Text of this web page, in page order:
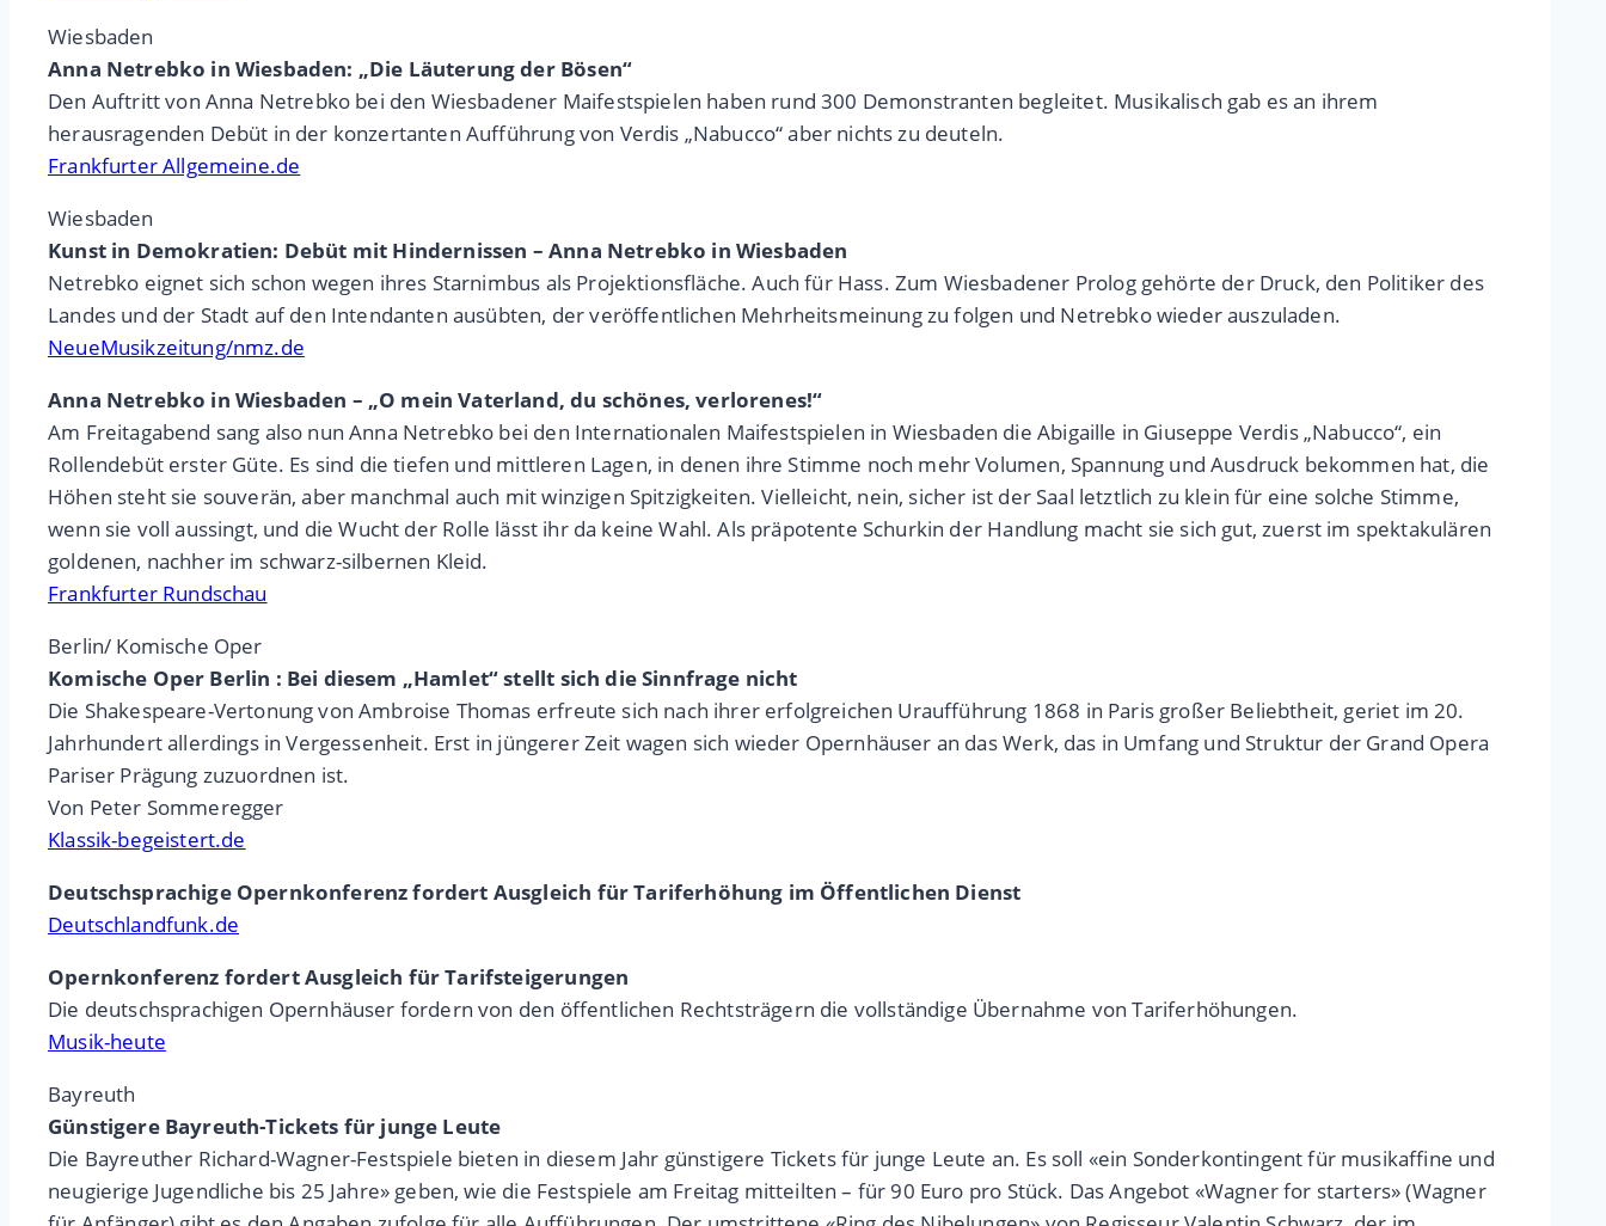
Wiesbaden
Anna Netrebko in Wiesbaden: „Die Läuterung der Bösen“
Den Auftritt von Anna Netrebko bei den Wiesbadener Maifestspielen haben rund 300 Demonstranten begleitet. Musikalisch gab es an ihrem
herausragenden Debüt in der konzertanten Aufführung von Verdis „Nabucco“ aber nichts zu deuteln.
Frankfurter Allgemeine.de
Wiesbaden
Kunst in Demokratien: Debüt mit Hindernissen – Anna Netrebko in Wiesbaden
Netrebko eignet sich schon wegen ihres Starnimbus als Projektionsfläche. Auch für Hass. Zum Wiesbadener Prolog gehörte der Druck, den Politiker des
Landes und der Stadt auf den Intendanten ausübten, der veröffentlichen Mehrheitsmeinung zu folgen und Netrebko wieder auszuladen.
NeueMusikzeitung/nmz.de
Anna Netrebko in Wiesbaden – „O mein Vaterland, du schönes, verlorenes!“
Am Freitagabend sang also nun Anna Netrebko bei den Internationalen Maifestspielen in Wiesbaden die Abigaille in Giuseppe Verdis „Nabucco“, ein
Rollendebüt erster Güte. Es sind die tiefen und mittleren Lagen, in denen ihre Stimme noch mehr Volumen, Spannung und Ausdruck bekommen hat, die
Höhen steht sie souverän, aber manchmal auch mit winzigen Spitzigkeiten. Vielleicht, nein, sicher ist der Saal letztlich zu klein für eine solche Stimme,
wenn sie voll aussingt, und die Wucht der Rolle lässt ihr da keine Wahl. Als präpotente Schurkin der Handlung macht sie sich gut, zuerst im spektakulären
goldenen, nachher im schwarz-silbernen Kleid.
Frankfurter Rundschau
Berlin/ Komische Oper
Komische Oper Berlin : Bei diesem „Hamlet“ stellt sich die Sinnfrage nicht
Die Shakespeare-Vertonung von Ambroise Thomas erfreute sich nach ihrer erfolgreichen Uraufführung 1868 in Paris großer Beliebtheit, geriet im 20.
Jahrhundert allerdings in Vergessenheit. Erst in jüngerer Zeit wagen sich wieder Opernhäuser an das Werk, das in Umfang und Struktur der Grand Opera
Pariser Prägung zuzuordnen ist.
Von Peter Sommeregger
Klassik-begeistert.de
Deutschsprachige Opernkonferenz fordert Ausgleich für Tariferhöhung im Öffentlichen Dienst
Deutschlandfunk.de
Opernkonferenz fordert Ausgleich für Tarifsteigerungen
Die deutschsprachigen Opernhäuser fordern von den öffentlichen Rechtsträgern die vollständige Übernahme von Tariferhöhungen.
Musik-heute
Bayreuth
Günstigere Bayreuth-Tickets für junge Leute
Die Bayreuther Richard-Wagner-Festspiele bieten in diesem Jahr günstigere Tickets für junge Leute an. Es soll «ein Sonderkontingent für musikaffine und
neugierige Jugendliche bis 25 Jahre» geben, wie die Festspiele am Freitag mitteilten – für 90 Euro pro Stück. Das Angebot «Wagner for starters» (Wagner